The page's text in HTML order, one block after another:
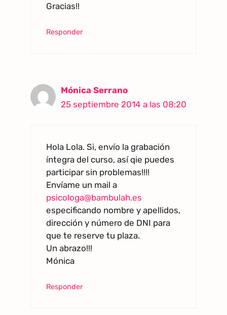
Gracias!!
Responder
Mónica Serrano
25 septiembre 2014 a las 08:20
Hola Lola. Si, envío la grabación
íntegra del curso, así qie puedes
participar sin problemas!!!!
Envíame un mail a
psicologa@bambulah.es
especificando nombre y apellidos,
dirección y número de DNI para
que te reserve tu plaza.
Un abrazo!!!
Mónica
Responder